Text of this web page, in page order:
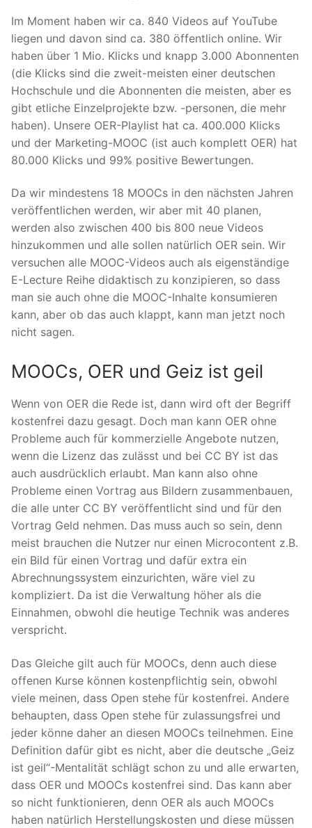
Im Moment haben wir ca. 840 Videos auf YouTube
liegen und davon sind ca. 380 öffentlich online. Wir
haben über 1 Mio. Klicks und knapp 3.000 Abonnenten
(die Klicks sind die zweit-meisten einer deutschen
Hochschule und die Abonnenten die meisten, aber es
gibt etliche Einzelprojekte bzw. -personen, die mehr
haben). Unsere OER-Playlist hat ca. 400.000 Klicks
und der Marketing-MOOC (ist auch komplett OER) hat
80.000 Klicks und 99% positive Bewertungen.
Da wir mindestens 18 MOOCs in den nächsten Jahren
veröffentlichen werden, wir aber mit 40 planen,
werden also zwischen 400 bis 800 neue Videos
hinzukommen und alle sollen natürlich OER sein. Wir
versuchen alle MOOC-Videos auch als eigenständige
E-Lecture Reihe didaktisch zu konzipieren, so dass
man sie auch ohne die MOOC-Inhalte konsumieren
kann, aber ob das auch klappt, kann man jetzt noch
nicht sagen.
MOOCs, OER und Geiz ist geil
Wenn von OER die Rede ist, dann wird oft der Begriff
kostenfrei dazu gesagt. Doch man kann OER ohne
Probleme auch für kommerzielle Angebote nutzen,
wenn die Lizenz das zulässt und bei CC BY ist das
auch ausdrücklich erlaubt. Man kann also ohne
Probleme einen Vortrag aus Bildern zusammenbauen,
die alle unter CC BY veröffentlicht sind und für den
Vortrag Geld nehmen. Das muss auch so sein, denn
meist brauchen die Nutzer nur einen Microcontent z.B.
ein Bild für einen Vortrag und dafür extra ein
Abrechnungssystem einzurichten, wäre viel zu
kompliziert. Da ist die Verwaltung höher als die
Einnahmen, obwohl die heutige Technik was anderes
verspricht.
Das Gleiche gilt auch für MOOCs, denn auch diese
offenen Kurse können kostenpflichtig sein, obwohl
viele meinen, dass Open stehe für kostenfrei. Andere
behaupten, dass Open stehe für zulassungsfrei und
jeder könne daher an diesen MOOCs teilnehmen. Eine
Definition dafür gibt es nicht, aber die deutsche „Geiz
ist geil“-Mentalität schlägt schon zu und alle erwarten,
dass OER und MOOCs kostenfrei sind. Das kann aber
so nicht funktionieren, denn OER als auch MOOCs
haben natürlich Herstellungskosten und diese müssen